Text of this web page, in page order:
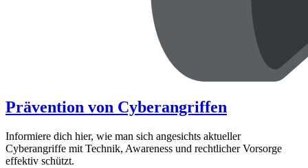
Prävention von Cyberangriffen
Informiere dich hier, wie man sich angesichts aktueller
Cyberangriffe mit Technik, Awareness und rechtlicher Vorsorge
effektiv schützt.